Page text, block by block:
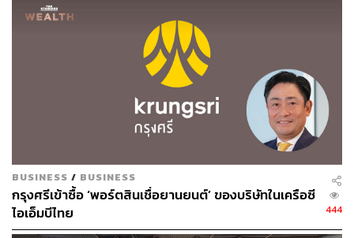
BUSINESS / BUSINESS
กรุงศรีเข้าซื้อ ‘พอร์ตสินเชื่อยานยนต์’ ของบริษัทในเครือซี
ไอเอ็มบีไทย
444